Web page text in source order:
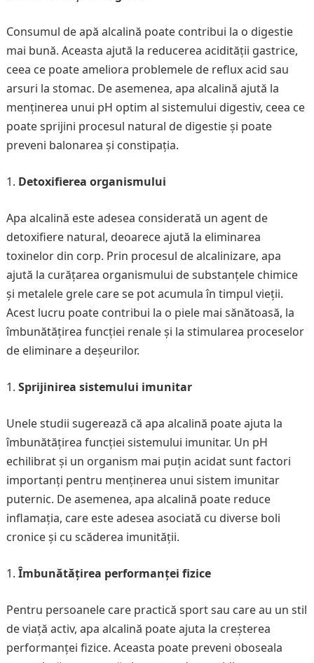
Consumul de apă alcalină poate contribui la o digestie
mai bună. Aceasta ajută la reducerea acidității gastrice,
ceea ce poate ameliora problemele de reflux acid sau
arsuri la stomac. De asemenea, apa alcalină ajută la
menținerea unui pH optim al sistemului digestiv, ceea ce
poate sprijini procesul natural de digestie și poate
preveni balonarea și constipația.
Detoxifierea organismului
Apa alcalină este adesea considerată un agent de
detoxifiere natural, deoarece ajută la eliminarea
toxinelor din corp. Prin procesul de alcalinizare, apa
ajută la curățarea organismului de substanțele chimice
și metalele grele care se pot acumula în timpul vieții.
Acest lucru poate contribui la o piele mai sănătoasă, la
îmbunătățirea funcției renale și la stimularea proceselor
de eliminare a deșeurilor.
Sprijinirea sistemului imunitar
Unele studii sugerează că apa alcalină poate ajuta la
îmbunătățirea funcției sistemului imunitar. Un pH
echilibrat și un organism mai puțin acidat sunt factori
importanți pentru menținerea unui sistem imunitar
puternic. De asemenea, apa alcalină poate reduce
inflamația, care este adesea asociată cu diverse boli
cronice și cu scăderea imunității.
Îmbunătățirea performanței fizice
Pentru persoanele care practică sport sau care au un stil
de viață activ, apa alcalină poate ajuta la creșterea
performanței fizice. Aceasta poate preveni oboseala